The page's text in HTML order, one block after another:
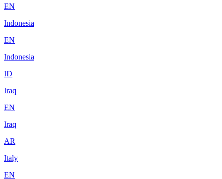
EN
Indonesia
EN
Indonesia
ID
Iraq
EN
Iraq
AR
Italy
EN